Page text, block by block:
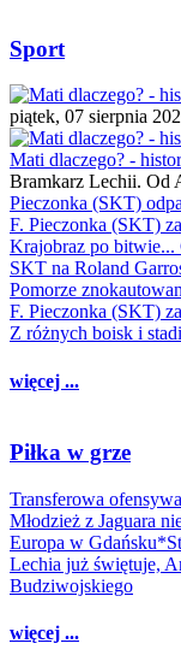
Sport
piątek, 07 sierpnia
Mati dlaczego? -
Bramkarz Lechii. Od
Pieczonka (SKT)
F. Pieczonka (SKT)
Krajobraz po
SKT na Roland
Pomorze
F. Pieczonka (SKT)
Z różnych boisk i
więcej ...
Piłka w grze
Transferowa
Młodzież z Jaguara
Europa w
Lechia już świętuje,
Budziwojskiego
więcej ...